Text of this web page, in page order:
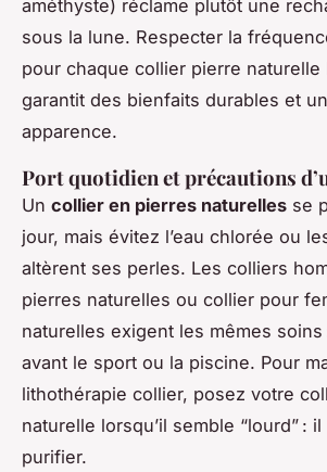
améthyste) réclame plutôt une
sous la lune. Respecter la
pour chaque collier pierre naturelle
garantit des bienfaits durables et
apparence.
Port quotidien et précautions
Un collier en pierres naturelles se
jour, mais évitez l’eau chlorée ou
altèrent ses perles. Les colliers
pierres naturelles ou collier pour
naturelles exigent les mêmes
avant le sport ou la piscine. Pour
lithothérapie collier, posez votre
naturelle lorsqu’il semble “lourd” :
purifier.